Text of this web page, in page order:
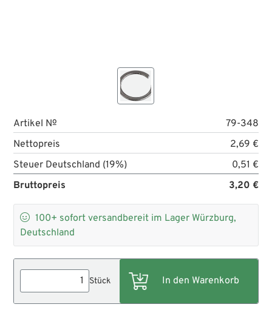
Artikel №
79-348
Nettopreis
2,69 €
Steuer Deutschland (19%)
0,51 €
Bruttopreis
3,20 €
 100+ sofort versandbereit im Lager Würzburg,
Deutschland
Stück